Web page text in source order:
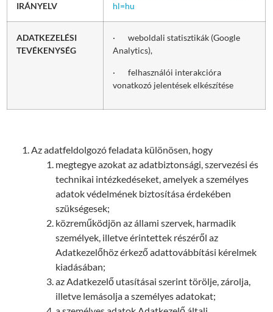
IRÁNYELV
hl=hu
ADATKEZELÉSI
TEVÉKENYSÉG
· weboldali statisztikák (Google
Analytics),
· felhasználói interakcióra
vonatkozó jelentések elkészítése
Az adatfeldolgozó feladata különösen, hogy
megtegye azokat az adatbiztonsági, szervezési és
technikai intézkedéseket, amelyek a személyes
adatok védelmének biztosítása érdekében
szükségesek;
közreműködjön az állami szervek, harmadik
személyek, illetve érintettek részéről az
Adatkezelőhöz érkező adattovábbítási kérelmek
kiadásában;
az Adatkezelő utasításai szerint törölje, zárolja,
illetve lemásolja a személyes adatokat;